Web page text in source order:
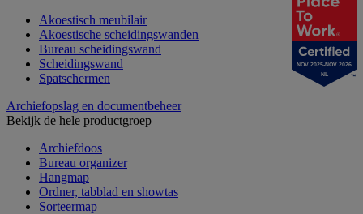
Akoestisch meubilair
Akoestische scheidingswanden
Bureau scheidingswand
Scheidingswand
Spatschermen
Archiefopslag en documentbeheer
Bekijk de hele productgroep
Archiefdoos
Bureau organizer
Hangmap
Ordner, tabblad en showtas
Sorteermap
NOV 2025-NOV 2026
NL